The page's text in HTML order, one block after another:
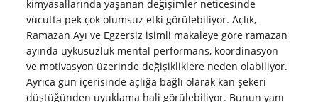
kimyasallarında yaşanan değişimler neticesinde
vücutta pek çok olumsuz etki görülebiliyor. Açlık,
Ramazan Ayı ve Egzersiz isimli makaleye göre ramazan
ayında uykusuzluk mental performans, koordinasyon
ve motivasyon üzerinde değişikliklere neden olabiliyor.
Ayrıca gün içerisinde açlığa bağlı olarak kan şekeri
düştüğünden uyuklama hali görülebiliyor. Bunun yanı